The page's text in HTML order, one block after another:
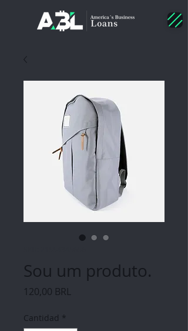
Sou um produto.
120,00 BRL
Cantidad *